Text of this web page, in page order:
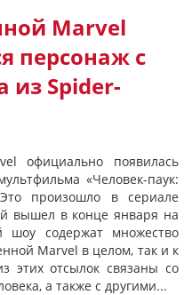
Marvel
персонаж с
из Spider-
официально появилась
«Человек-паук:
произошло в сериале
вышел в конце января на
шоу содержат множество
Marvel в целом, так и к
этих отсылок связаны со
а также с другими...